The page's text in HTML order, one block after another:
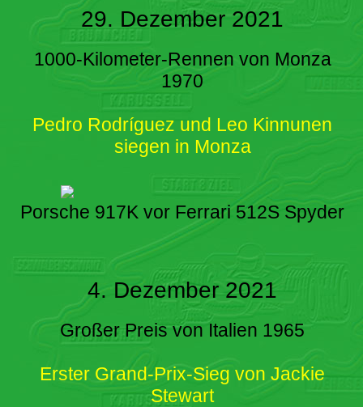
29. Dezember 2021
1000-Kilometer-Rennen von Monza
1970
Pedro Rodríguez und Leo Kinnunen
siegen in Monza
Porsche 917K vor Ferrari 512S Spyder
4. Dezember 2021
Großer Preis von Italien 1965
Erster Grand-Prix-Sieg von Jackie
Stewart